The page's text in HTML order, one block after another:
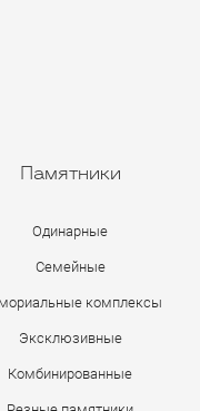
Памятники
Одинарные
Семейные
комплексы
Эксклюзивные
Комбинированные